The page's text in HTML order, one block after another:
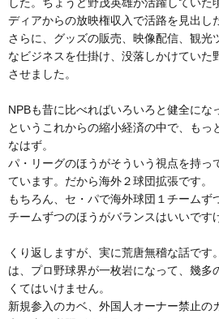
ディアからの放映権収入で活路を見出し
さらに、グッズの販売、映像配信、観光
なビジネスを仕掛け、没落しかけていた
させました。
NPBも昔に比べればいろいろと健全にな
というこれからの縮小経済の中で、もっ
なはず。
パ・リーグのほうがそういう視点を持っ
ています。だから海外２球団拡張です。
もちろん、セ・パで海外球団１チームず
チームずつのほうがバランスはいいです
くり返しますが、実に荒唐無稽な話です
は、プロ野球界が一枚岩になって、幾多
くてはいけません。
新規参入のカベ、外国人オーナー禁止の